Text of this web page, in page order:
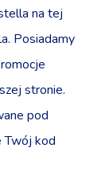
na tej
Posiadamy
stronie.
pod
Twój kod